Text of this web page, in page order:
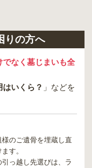
りの方へ
でなく墓じまいも全
はいくら？ 」などを
のご遺骨を埋蔵し直
す。
っ越し先選びは、ラ